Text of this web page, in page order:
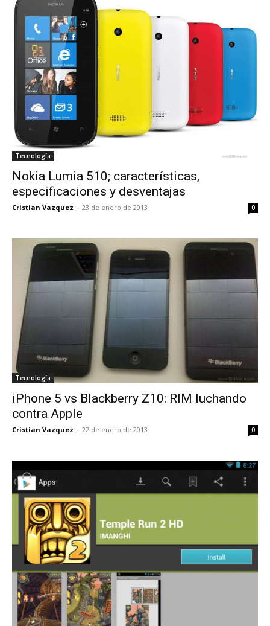
Tecnología
Nokia Lumia 510; características,
especificaciones y desventajas
Cristian Vazquez - 23 de enero de 2013 0
Tecnología
iPhone 5 vs Blackberry Z10: RIM luchando
contra Apple
Cristian Vazquez - 22 de enero de 2013 0